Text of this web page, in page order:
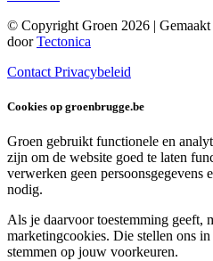
© Copyright Groen 2026 | Gemaakt
doorTectonica
Contact Privacybeleid
Cookies op groenbrugge.be
Groen gebruikt functionele en
zijn om de website goed te laten
verwerken geen persoonsgegevens
nodig.
Als je daarvoor toestemming geeft,
marketingcookies. Die stellen ons
stemmen op jouw voorkeuren.